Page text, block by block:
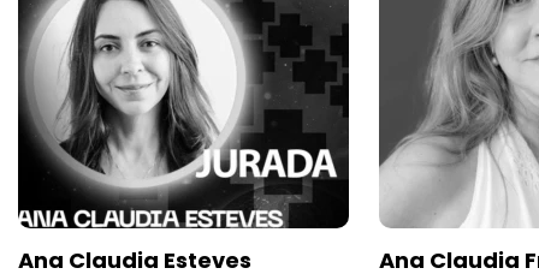
Ana Claudia Esteves
Ana Claudia